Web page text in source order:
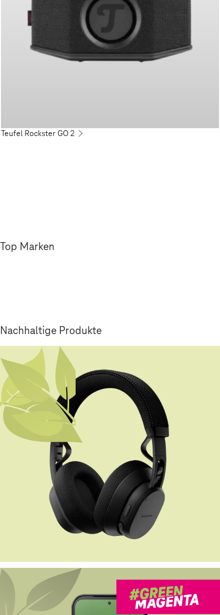
Teufel Rockster GO 2
Top Marken
Nachhaltige Produkte